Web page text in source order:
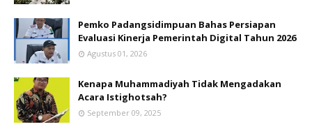
Pemko Padangsidimpuan Bahas Persiapan
Evaluasi Kinerja Pemerintah Digital Tahun 2026
Agustus 01, 2026
Kenapa Muhammadiyah Tidak Mengadakan
Acara Istighotsah?
September 09, 2025